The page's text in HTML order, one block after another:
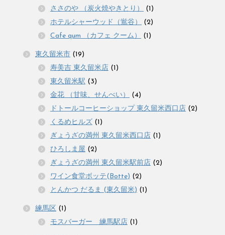
ささのや （炭火焼やきとり）
(1)
ホテルシャーウッド（鴬谷）
(2)
Cafe qum （カフェ クーム）
(1)
東久留米市 (19)
寿美吉 東久留米店 (1)
東久留米駅 (3)
金花 （甘味、せんべい）
(4)
ドトールコーヒーショップ 東久留米西口店 (2)
くるめヒルズ (1)
ぎょうざの満州 東久留米西口店 (1)
ひろしま屋 (2)
ぎょうざの満州 東久留米駅前店 (2)
ワイン食堂ボッテ(Botte) (2)
とんかつ だるま (東久留米) (1)
練馬区 (1)
モスバーガー 練馬駅店 (1)